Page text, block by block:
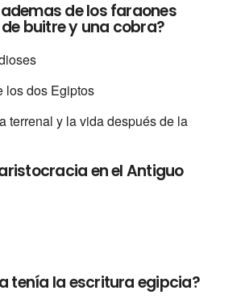
de los faraones
buitre y una cobra?
los dos Egiptos
terrenal y la vida después de la
en el Antiguo
tenía la escritura egipcia?